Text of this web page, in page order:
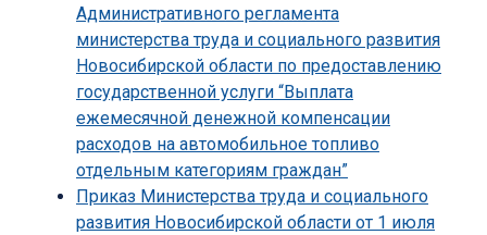
Административного регламента
министерства труда и социального развития
Новосибирской области по предоставлению
государственной услуги “Выплата
ежемесячной денежной компенсации
расходов на автомобильное топливо
отдельным категориям граждан”
Приказ Министерства труда и социального
развития Новосибирской области от 1 июля